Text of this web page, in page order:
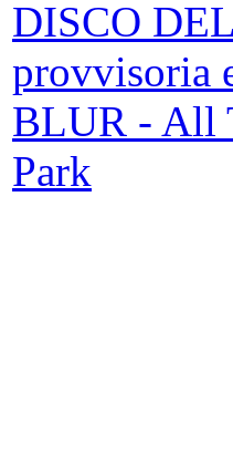
DISCO
provvisoria
BLUR - All
Park